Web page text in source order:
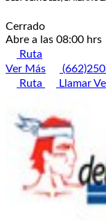
Cerrado
Abre a las 08:00 hrs
Ruta
Ver Más
Ruta
Llamar